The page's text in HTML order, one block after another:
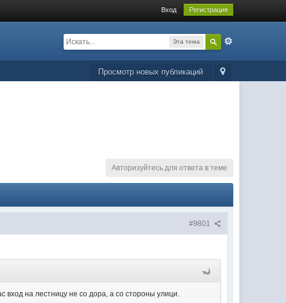
Вход Регистрация
Эта тема
Просмотр новых публикаций
Авторизуйтесь для ответа в теме
#9801
вход на лестницу не со дора, а со стороны улици.